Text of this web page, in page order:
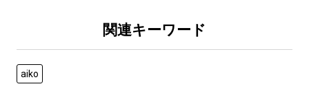
関連キーワード
aiko